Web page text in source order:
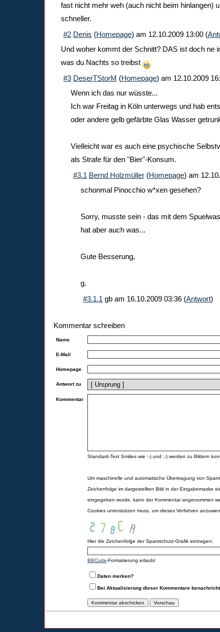
fast nicht mehr weh (auch nicht beim hinlangen)
schneller.
#2 Denis (Homepage) am 12.10.2009 13:00 (
Und woher kommt der Schnitt? DAS ist doch ne
was du Nachts so treibst
#3 DeserTStorM (Homepage) am 12.10.2009
Wenn ich das nur wüsste...
Ich war Freitag in Köln unterwegs und hab
oder andere gelb gefärbte Glas Wasser
Vielleicht war es auch eine psychische
als Strafe für den "Bier"-Konsum.
#3.1 Bernd Holzmüller (Homepage) am
schonmal Pinocchio w*xen gesehen?
Sorry, musste sein - das mit dem
hat aber auch was...
Gute Besserung,
g.
#3.1.1 gb am 16.10.2009 03:36 (Antwort)
Kommentar schreiben
Name
E-Mail
Homepage
Antwort zu
Kommentar
Standard-Text Smilies wie :-) und ;-) werden zu Bildern
Um maschinelle und automatische Übertragung von
Zeichenfolge im dargestellten Bild in der Eingabemaske
eingegeben wurde, kann der Kommentar angenommen
Cookies unterstützen muss, um dieses Verfahren
Hier die Zeichenfolge der Spamschutz-Grafik eintragen:
BBCode-Formatierung erlaubt
Daten merken?
Bei Aktualisierung dieser Kommentare